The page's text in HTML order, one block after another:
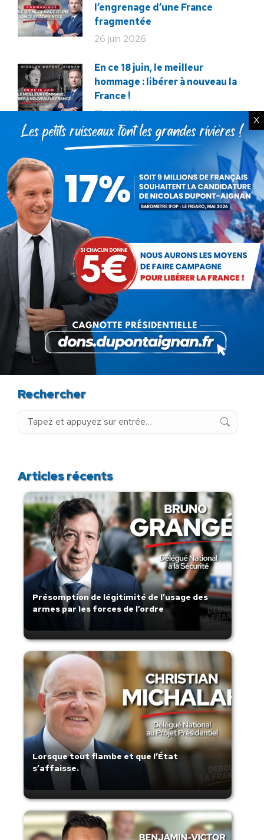
l’engrenage d’une France
fragmentée
26 juin 2026
En ce 18 juin, le meilleur
hommage : libérer à nouveau la
France !
18 juin 2026
Macron veut tuer notre
12 décembre 2025
Service militaire : à quand des
mesures sérieuses et
réalistes ?
28 novembre 2025
Budget : l’imposture de trop.
La destitution au plus tôt !
24 novembre 2025
Rechercher
Recherche
Articles récents
Présomption de légitimité de l’usage des
armes par les forces de l’ordre
Lorsque tout flambe et que l’État
s’affaisse.
X